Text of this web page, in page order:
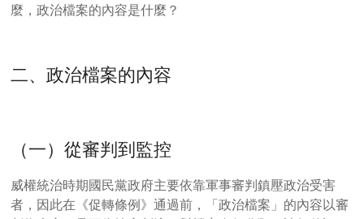
麼，政治檔案的內容是什麼？
二、政治檔案的內容
（一）從審判到監控
威權統治時期國民黨政府主要依靠軍事審判鎮壓政治受害
者，因此在《促轉條例》通過前，「政治檔案」的內容以審